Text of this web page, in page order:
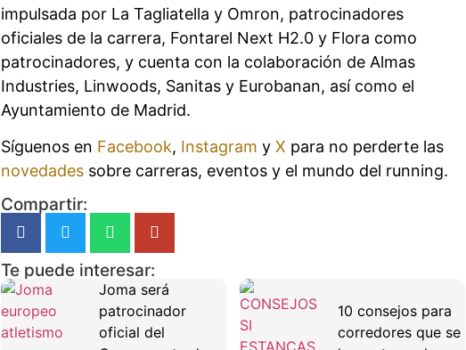
impulsada por La Tagliatella y Omron, patrocinadores
oficiales de la carrera, Fontarel Next H2.0 y Flora como
patrocinadores, y cuenta con la colaboración de Almas
Industries, Linwoods, Sanitas y Eurobanan, así como el
Ayuntamiento de Madrid.
Síguenos en Facebook, Instagram y X para no perderte las
novedadessobre carreras, eventos y el mundo del running.
Compartir:
Te puede interesar:
Joma será
patrocinador
oficial del
10 consejos para
corredores que se